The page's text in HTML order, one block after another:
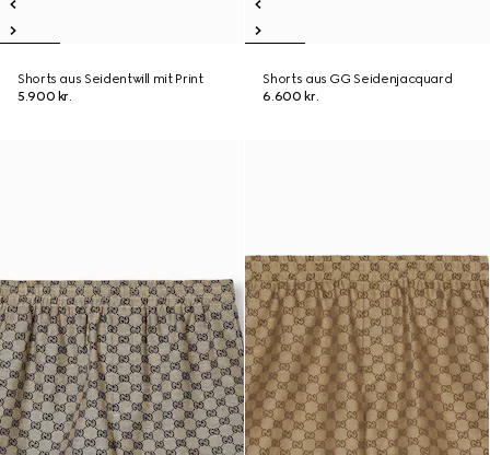
Shorts aus Seidentwill mit Print
5.900 kr.
Shorts aus GG Seidenjacquard
6.600 kr.